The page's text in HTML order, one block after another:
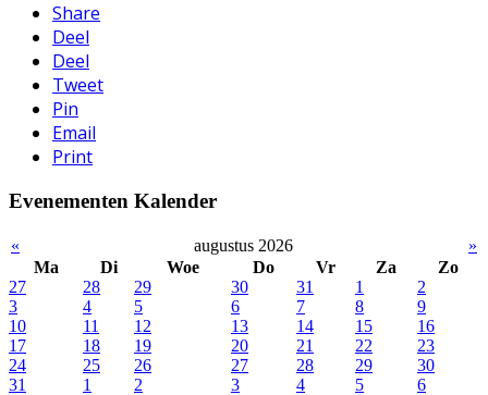
Share
Deel
Deel
Tweet
Pin
Email
Print
Evenementen Kalender
« augustus 2026
»
Ma
Di Woe Do Vr Za
Zo
27
28 29 30 31 1
2
3
4 5 6 7 8
9
10
11 12 13 14 15
16
17
18 19 20 21 22
23
24
25 26 27 28 29
30
31
1 2 3 4 5 6